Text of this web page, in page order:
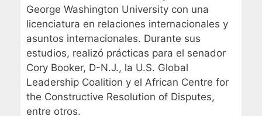
George Washington University con una
licenciatura en relaciones internacionales y
asuntos internacionales. Durante sus
estudios, realizó prácticas para el senador
Cory Booker, D-N.J., la U.S. Global
Leadership Coalition y el African Centre for
the Constructive Resolution of Disputes,
entre otros.